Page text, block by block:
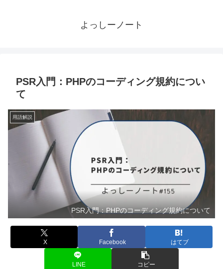
よっしーノート
PSR入門：PHPのコーディング規約につい
て
用語解説
PSR入門：PHPのコーディング規約について
X Facebook はてブ
LINE コピー